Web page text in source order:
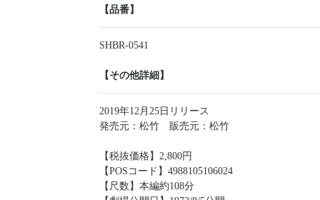
【品番】
SHBR-0541
【その他詳細】
2019年12月25日リリース
発売元：松竹 販売元：松竹
【税抜価格】2,800円
【POSコード】4988105106024
【尺数】本編約108分